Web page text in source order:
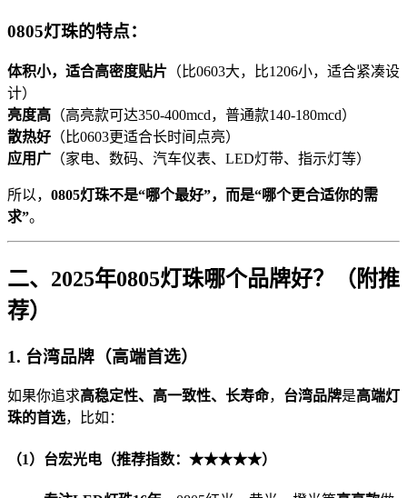
0805灯珠的特点：
体积小，适合高密度贴片 （比0603大，比1206小，适合紧凑设
计）
亮度高 （高亮款可达350-400mcd，普通款140-180mcd）
散热好 （比0603更适合长时间点亮）
应用广 （家电、数码、汽车仪表、LED灯带、指示灯等）
所以， 0805灯珠不是“哪个最好”，而是“哪个更合适你的需
求”。
二、2025年0805灯珠哪个品牌好？（附推
荐）
1. 台湾品牌（高端首选）
如果你追求高稳定性、高一致性、长寿命， 台湾品牌是高端灯
珠的首选，比如：
（1）台宏光电（推荐指数：★★★★★）